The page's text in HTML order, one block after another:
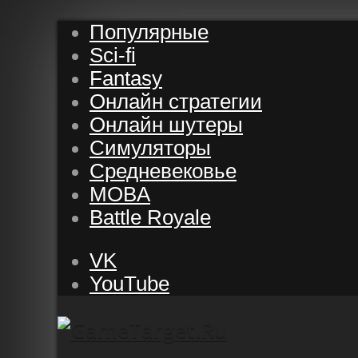
Популярные
Sci-fi
Fantasy
Онлайн стратегии
Онлайн шутеры
Симуляторы
Средневековье
MOBA
Battle Royale
VK
YouTube